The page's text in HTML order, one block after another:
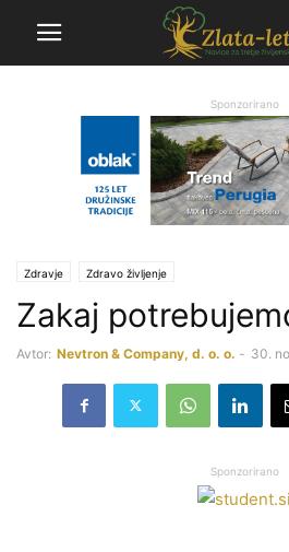
Sponzorirano
Zdravje Zdravo življenje
Zakaj
Avtor: Nevtron & Company, d. o. o. - 30.
Sponzorirano